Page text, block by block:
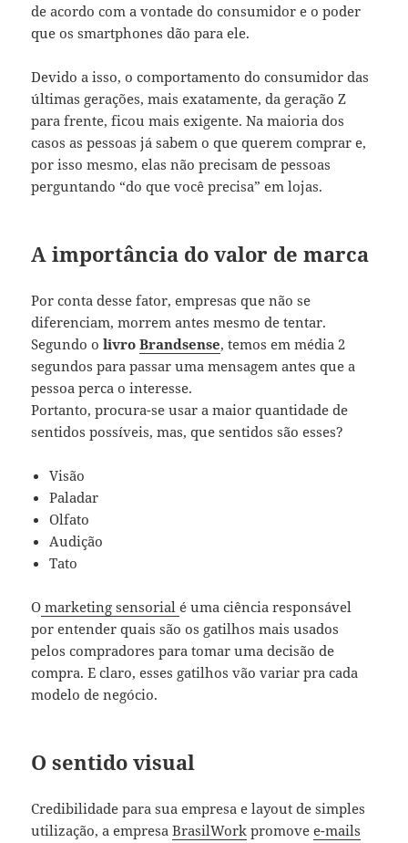
de acordo com a vontade do consumidor e o poder
que os smartphones dão para ele.
Devido a isso, o comportamento do consumidor das
últimas gerações, mais exatamente, da geração Z
para frente, ficou mais exigente. Na maioria dos
casos as pessoas já sabem o que querem comprar e,
por isso mesmo, elas não precisam de pessoas
perguntando “do que você precisa” em lojas.
A importância do valor de marca
Por conta desse fator, empresas que não se
diferenciam, morrem antes mesmo de tentar.
Segundo olivroBrandsense, temos em média 2
segundos para passar uma mensagem antes que a
pessoa perca o interesse.
Portanto, procura-se usar a maior quantidade de
sentidos possíveis, mas, que sentidos são esses?
Visão
Paladar
Olfato
Audição
Tato
O marketing sensorialé uma ciência responsável
por entender quais são os gatilhos mais usados
pelos compradores para tomar uma decisão de
compra. E claro, esses gatilhos vão variar pra cada
modelo de negócio.
O sentido visual
Credibilidade para sua empresa e layout de simples
utilização, a empresaBrasilWork promovee-mails